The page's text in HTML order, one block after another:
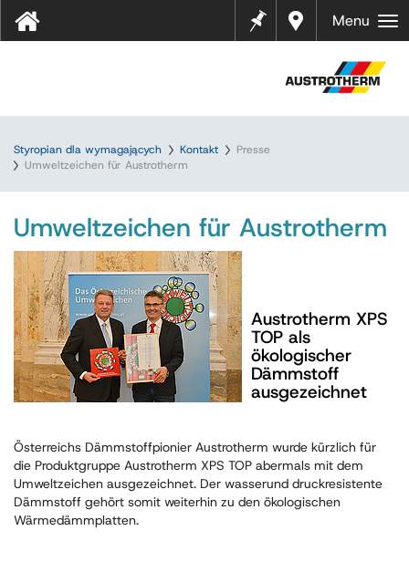
Gdzie
kupić
Notes
Menu
Styropian dla wymagających Kontakt
Presse
Umweltzeichen für Austrotherm
Umweltzeichen für Austrotherm
Austrotherm XPS
TOP als
ökologischer
Dämmstoff
ausgezeichnet
Österreichs Dämmstoffpionier Austrotherm wurde kürzlich für
die Produktgruppe Austrotherm XPS TOP abermals mit dem
Umweltzeichen ausgezeichnet. Der wasserund druckresistente
Dämmstoff gehört somit weiterhin zu den ökologischen
Wärmedämmplatten.